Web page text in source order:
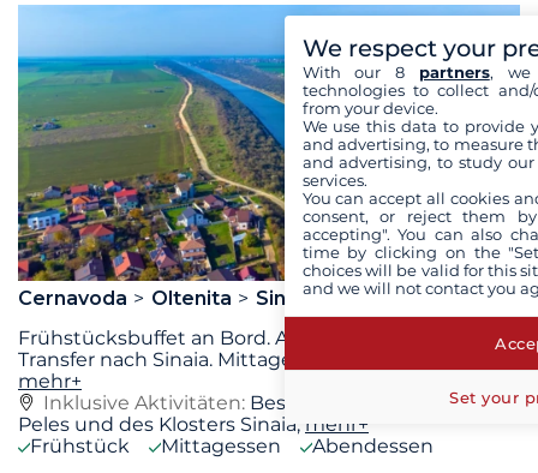
Cernavoda Oltenita Sinaia
Predeal
Frühstücksbuffet an Bord. Ausschiffung um 9 Uhr.
Transfer nach Sinaia. Mittagessen unterwegs. Am
mehr+
Inklusive Aktivitäten: Besichtigung von Schloss
Peles und des Klosters Sinaia, mehr+
Frühstück
Mittagessen Abendessen
We respect your
With our 8 partners, we
technologies to collect
from your device.
We use this data to provide
and advertising, to measure
and advertising, to study
services.
You can accept all cookies
consent, or reject them
accepting". You can also
time by clicking on the
choices will be valid for this
and we will not contact you
Set your